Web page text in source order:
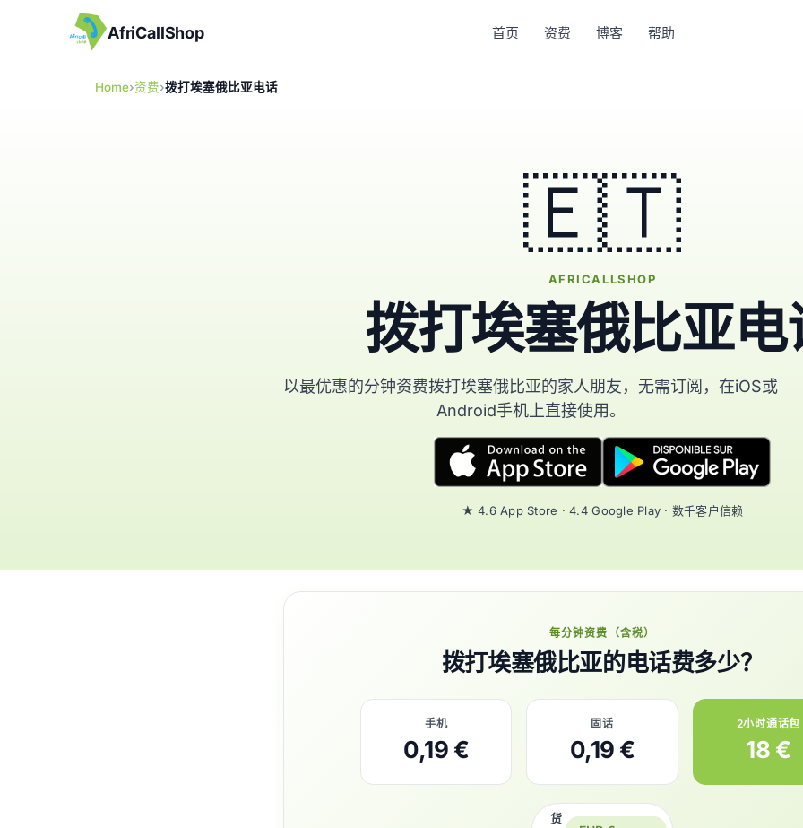
AfriCallShop 首页 资费 博客 帮助
Home 资费 拨打埃塞俄比亚电话
🇪🇹
AFRICALLSHOP
拨打埃塞俄比亚电
以最优惠的分钟资费拨打埃塞俄比亚的家人朋友，无需订阅，在iOS或
Android手机上直接使用。
★ 4.6 App Store · 4.4 Google Play · 数千客户信赖
每分钟资费（含税）
拨打埃塞俄比亚的电话费多少？
手机
0,19 €
固话
0,19 €
2小时通话包
18 €
货